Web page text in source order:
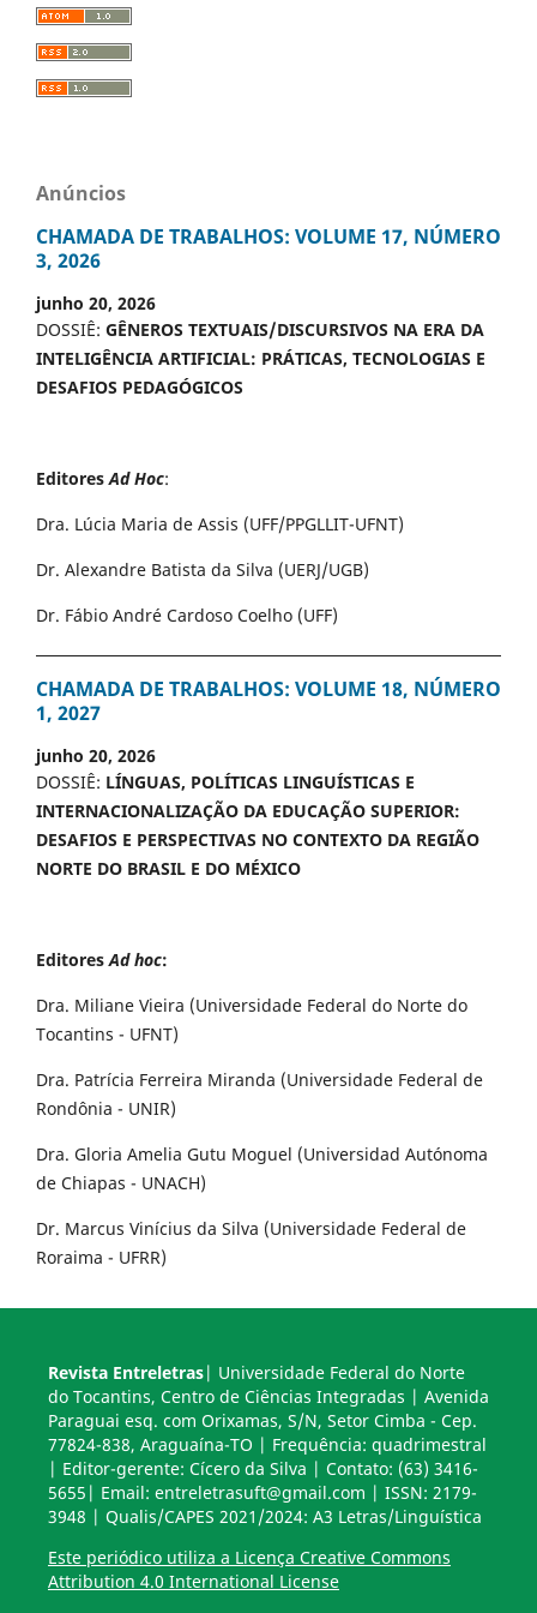
Anúncios
CHAMADA DE TRABALHOS: VOLUME 17, NÚMERO
3, 2026
junho 20, 2026
DOSSIÊ: GÊNEROS TEXTUAIS/DISCURSIVOS NA ERA DA
INTELIGÊNCIA ARTIFICIAL: PRÁTICAS, TECNOLOGIAS E
DESAFIOS PEDAGÓGICOS
EditoresAd Hoc:
Dra. Lúcia Maria de Assis (UFF/PPGLLIT-UFNT)
Dr. Alexandre Batista da Silva (UERJ/UGB)
Dr. Fábio André Cardoso Coelho (UFF)
CHAMADA DE TRABALHOS: VOLUME 18, NÚMERO
1, 2027
junho 20, 2026
DOSSIÊ: LÍNGUAS, POLÍTICAS LINGUÍSTICAS E
INTERNACIONALIZAÇÃO DA EDUCAÇÃO SUPERIOR:
DESAFIOS E PERSPECTIVAS NO CONTEXTO DA REGIÃO
NORTE DO BRASIL E DO MÉXICO
EditoresAd hoc:
Dra. Miliane Vieira (Universidade Federal do Norte do
Tocantins - UFNT)
Dra. Patrícia Ferreira Miranda (Universidade Federal de
Rondônia - UNIR)
Dra. Gloria Amelia Gutu Moguel (Universidad Autónoma
de Chiapas - UNACH)
Dr. Marcus Vinícius da Silva (Universidade Federal de
Roraima - UFRR)
Revista Entreletras| Universidade Federal do Norte
do Tocantins, Centro de Ciências Integradas | Avenida
Paraguai esq. com Orixamas, S/N, Setor Cimba - Cep.
77824-838, Araguaína-TO | Frequência: quadrimestral
| Editor-gerente: Cícero da Silva | Contato: (63) 3416-
5655| Email: entreletrasuft@gmail.com | ISSN: 2179-
3948 | Qualis/CAPES 2021/2024: A3 Letras/Linguística
Este periódico utiliza a Licença Creative Commons
Attribution 4.0 International License